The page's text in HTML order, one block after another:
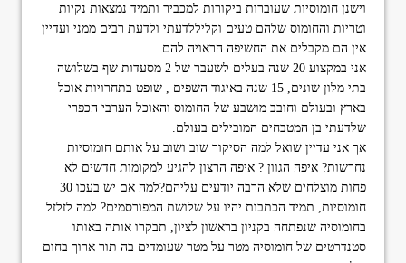
וישנן חומוסיות שעוברות ביקורות למכביר ותמיד נמצאות נקיות
וטריות והחומוס שלהם טעים וקליללדעתי ולדעת רבים ממני ועדיין
אין הם מקבלים את החשיפה הראויה להם.
אני במקצוע 20 שנה בעלים לשעבר של 2 מסעדות שף בשלושה
בתי מלון שונים, 15 שנה באיגוד השפים , שופט בתחרויות אוכל
בארץ ובעולם וחובב מושבע של החומוס והאוכל הערבי הכפרי
שלדעתי בן המטבחים המובילים בעולם.
אך אני עדיין שואל למה הסיקור שוב ושוב על אותם חומוסיות
נחרשות? איפה הגוון ? איפה הרצון להגיע למקומות חדשים לא
פחות מוצלחים שלא הרבה יודעים עליהם?למה אם יש בעכו 30
חומוסיות, תמיד הכתבות יהיו על שלושת המפורסמים? למה לזלזל
בחומוסיה שנפתחה בקניון בראשון לציון, תבקרו אותה באותו
סטנדרטים של חומוסיה מטר על מטר שעומדים בה תור ארוך בחום